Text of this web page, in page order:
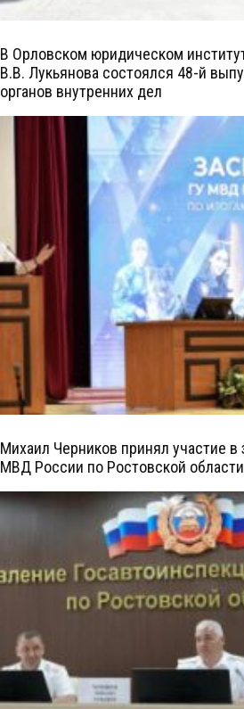
В Орловском юридическом
В.В. Лукьянова состоялся 48-й
органов внутренних дел
Михаил Черников принял участие в
МВД России по Ростовской области